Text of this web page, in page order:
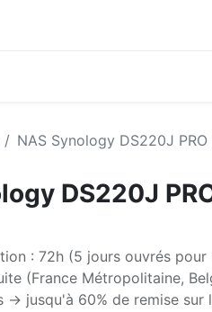
NAS Synology DS220J PRO
DS220J
: 72h (5 jours ouvrés pour
(France Métropolitaine,
> jusqu'à 60% de remise sur